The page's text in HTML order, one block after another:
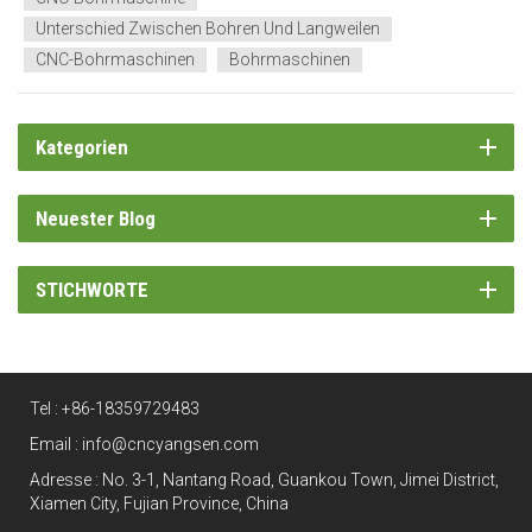
Unterschied Zwischen Bohren Und Langweilen
CNC-Bohrmaschinen
Bohrmaschinen
Kategorien
Neuester Blog
STICHWORTE
Tel : +86-18359729483
Email : info@cncyangsen.com
Adresse : No. 3-1, Nantang Road, Guankou Town, Jimei District,
Xiamen City, Fujian Province, China